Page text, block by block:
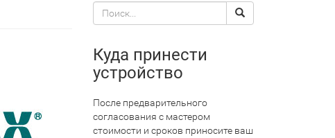
Поиск
по
сайту
Search
Куда принести
устройство
После предварительного
согласования с мастером
стоимости и сроков приносите ваш